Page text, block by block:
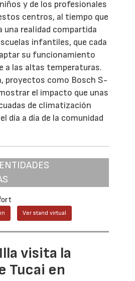
y de los profesionales
centros, al tiempo que
una realidad compartida
infantiles, que cada
su funcionamiento
a las altas temperaturas.
proyectos como Bosch S-
el impacto que unas
de climatización
día a día de la comunidad
Ver stand virtual
visita la
Tucai en